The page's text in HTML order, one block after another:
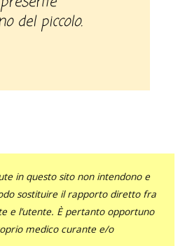
del piccolo.
in questo sito non intendono e
sostituire il rapporto diretto fra
e l’utente. È pertanto opportuno
medico curante e/o